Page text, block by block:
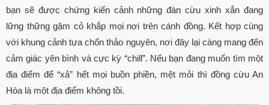
bạn sẽ được chứng kiến cảnh những đàn cừu xinh xắn đang
lững thững gặm cỏ khắp mọi nơi trên cánh đồng. Kết hợp cùng
với khung cảnh tựa chốn thảo nguyên, nơi đây lại càng mang đến
cảm giác yên bình và cực kỳ “chill”. Nếu bạn đang muốn tìm một
địa điểm để “xả” hết mọi buồn phiền, mệt mỏi thì đồng cừu An
Hòa là một địa điểm không tồi.